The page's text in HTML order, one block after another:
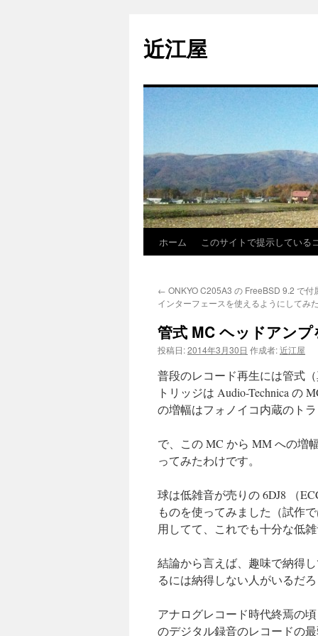
テ
ン
へ
近江屋
ホーム このサイトで提示している
← ONKYO C205A3 の FreeBSD 9.2 で付
インターフェースを使えるようにしてみ
管式 MC ヘッドアン
投稿日:2014年3月30日 作成者:近江屋
普段のレコード再生には管式
トリッジは Audio-Technica の
の増幅はフォノイコ内蔵のト
で、この MC から MM への増
ってみたわけです。
球は低雑音が売りの 6DJ8 （
ものを使ってみました（試作
用してて、これでも十分な低
結論から言えば、趣味で納得
るには納得しない人がいるだ
アナログレコード時代終焉の
のデジタル録音のレコードの